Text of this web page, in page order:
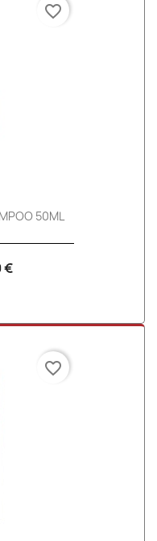
50ML
€
favorite_border
favorite_border